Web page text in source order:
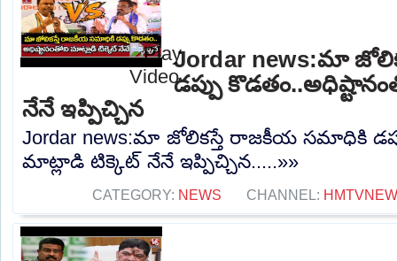
Jordar news:మా
డప్పు
నేనే ఇప్పిచ్చిన
Jordar news:మా జోలికస్తే రాజకీయ సమాధికి
మాట్లాడి టిక్కెట్ నేనే ఇప్పిచ్చిన.....»»
CATEGORY: NEWS CHANNEL: